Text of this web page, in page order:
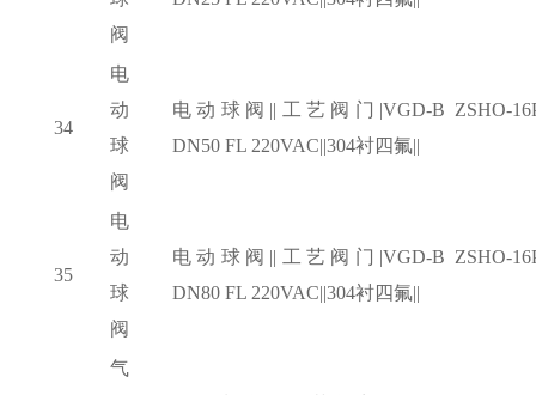
阀
34
电
动
球
阀
电动球阀 ||工艺阀门|VGD-B ZSHO-
DN50 FL 220VAC||304衬四氟||
35
电
动
球
阀
电动球阀 ||工艺阀门|VGD-B ZSHO-
DN80 FL 220VAC||304衬四氟||
气